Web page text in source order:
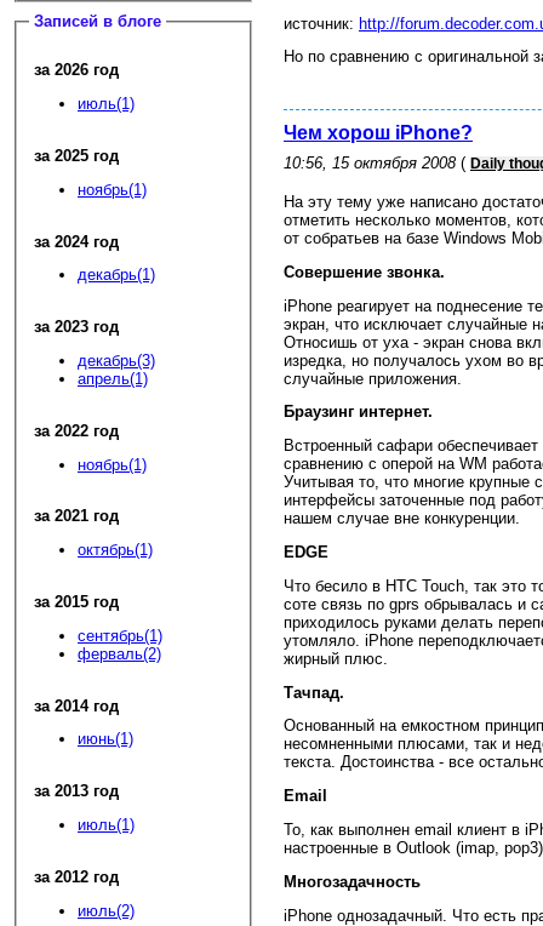
Записей в блоге
за 2026 год
июль(1)
за 2025 год
ноябрь(1)
за 2024 год
декабрь(1)
за 2023 год
декабрь(3)
апрель(1)
за 2022 год
ноябрь(1)
за 2021 год
октябрь(1)
за 2015 год
сентябрь(1)
ферваль(2)
за 2014 год
июнь(1)
за 2013 год
июль(1)
за 2012 год
июль(2)
источник: http://
Но по сравнению с оригинальной
Чем хорош iPhone?
10:56, 15 октября 2008 ( Daily
На эту тему уже написано
отметить несколько моментов,
от собратьев на базе Windows
Совершение звонка.
iPhone реагирует на поднесение
экран, что исключает случайные
Относишь от уха - экран снова
изредка, но получалось ухом во
случайные приложения.
Браузинг интернет.
Встроенный сафари
сравнению с оперой на WM
Учитывая то, что многие крупные
интерфейсы заточенные под
нашем случае вне конкуренции.
EDGE
Что бесило в HTC Touch, так это
соте связь по gprs обрывалась и
приходилось руками делать
утомляло. iPhone
жирный плюс.
Тачпад.
Основанный на емкостном
несомненными плюсами, так и
текста. Достоинства - все
Email
То, как выполнен email клиент в
настроенные в Outlook (imap,
Многозадачность
iPhone однозадачный. Что есть